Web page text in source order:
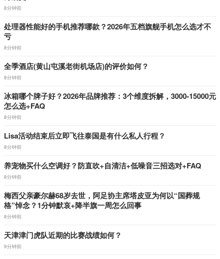
8分钟前
处理器性能好的手机推荐哪款？2026年五档旗舰手机怎么选才不
亏
8分钟前
全季酒店(黄山屯溪老街机场店)的评价如何？
8分钟前
冰箱哪个牌子好？2026年品牌推荐：3个维度拆解，3000-15000元
怎么选+FAQ
8分钟前
Lisa活动结束后立即飞往泰国是有什么私人行程？
8分钟前
养宠物买什么空调好？防直吹+自清洁+低噪音三招选对+FAQ
8分钟前
梅西父亲豪尔赫68岁去世，阿足协主席塔皮亚为何以“国葬规
格”悼念？1分钟默哀+降半旗一周怎么回事
8分钟前
天津津门虎队近期的比赛战绩如何？
9分钟前